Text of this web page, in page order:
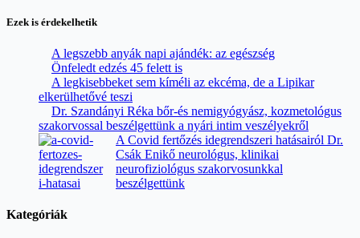
Ezek is érdekelhetik
A legszebb anyák napi ajándék: az egészség
Önfeledt edzés 45 felett is
A legkisebbeket sem kíméli az ekcéma, de a Lipikar
elkerülhetővé teszi
Dr. Szandányi Réka bőr-és nemigyógyász, kozmetológus
szakorvossal beszélgettünk a nyári intim veszélyekről
A Covid fertőzés idegrendszeri hatásairól Dr.
Csák Enikő neurológus, klinikai
neurofiziológus szakorvosunkkal
beszélgettünk
Kategóriák